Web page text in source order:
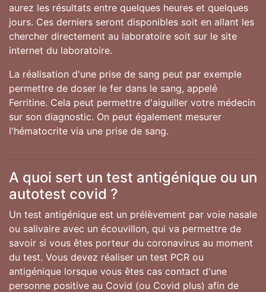
aurez les résultats entre quelques heures et quelques
jours. Ces derniers seront disponibles soit en allant les
chercher directement au laboratoire soit sur le site
internet du laboratoire.
La réalisation d'une prise de sang peut par exemple
permettre de doser le fer dans le sang, appelé
Ferritine. Cela peut permettre d'aiguiller votre médecin
sur son diagnostic. On peut également mesurer
l'hématocrite via une prise de sang.
A quoi sert un test antigénique ou un
autotest covid ?
Un test antigénique est un prélèvement par voie nasale
ou salivaire avec un écouvillon, qui va permettre de
savoir si vous êtes porteur du coronavirus au moment
du test. Vous devez réaliser un test PCR ou
antigénique lorsque vous êtes cas contact d'une
personne positive au Covid (ou Covid plus) afin de